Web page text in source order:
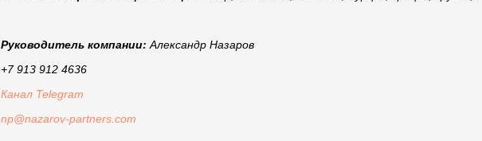
Руководитель компании: Александр Назаров
+7 913 912 4636
Канал Telegram
np@nazarov-partners.com